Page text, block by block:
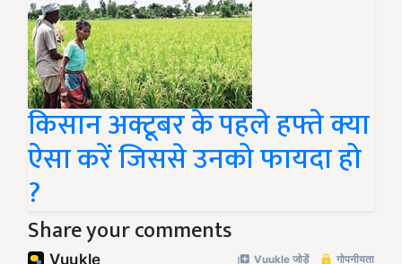
किसान अक्टूबर के पहले हफ्ते क्या
ऐसा करें जिससे उनको फायदा हो
?
Share your comments